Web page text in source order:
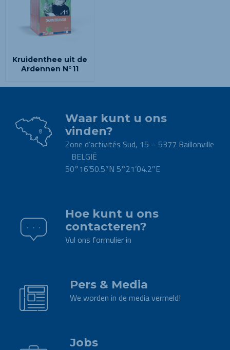
Kruidenthee uit de
Ardennen N°11
Waar kunt u ons
vinden?
Zone d’activités Sud, 15 – 5377 Baillonville
BELGIË
50°16’50.5″N 5°21’04.2″E
Hoe kunt u ons
contacteren?
Vul ons formulier in
Pers & Media
We worden in de media vermeld!
Jobs